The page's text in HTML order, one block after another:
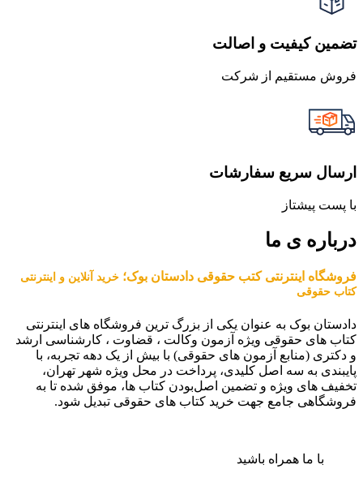
تضمین کیفیت و اصالت
فروش مستقیم از شرکت
ارسال سریع سفارشات
با پست پیشتاز
درباره ی ما
فروشگاه اینترنتی کتب حقوقی دادستان بوک؛ خرید آنلاین و اینترنتی
کتاب حقوقی
دادستان بوک به عنوان یکی از بزرگ ترین فروشگاه های اینترنتی
کتاب های حقوقی ویژه آزمون وکالت ، قضاوت ، کارشناسی ارشد
و دکتری (منابع آزمون های حقوقی) با بیش از یک دهه تجربه، با
پایبندی به سه اصل کلیدی، پرداخت در محل ویژه شهر تهران،
تخفیف های ویژه و تضمین اصل‌بودن کتاب ها، موفق شده تا به
فروشگاهی جامع جهت خرید کتاب های حقوقی تبدیل شود.
با ما همراه باشید